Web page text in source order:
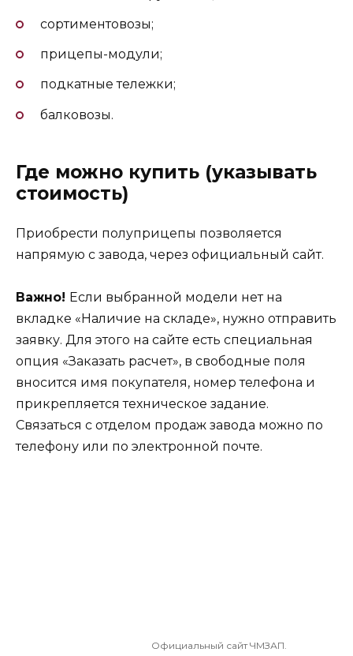
сортиментовозы;
прицепы-модули;
подкатные тележки;
балковозы.
Где можно купить (указывать
стоимость)
Приобрести полуприцепы позволяется
напрямую с завода, через официальный сайт.
Важно! Если выбранной модели нет на
вкладке «Наличие на складе», нужно отправить
заявку. Для этого на сайте есть специальная
опция «Заказать расчет», в свободные поля
вносится имя покупателя, номер телефона и
прикрепляется техническое задание.
Связаться с отделом продаж завода можно по
телефону или по электронной почте.
Официальный сайт ЧМЗАП.